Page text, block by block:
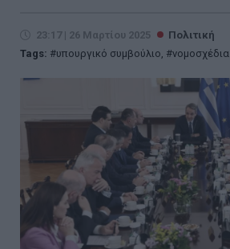
23:17 | 26 Μαρτίου 2025
Πολιτική
Tags:
υπουργικό συμβούλιο, νομοσχέδια